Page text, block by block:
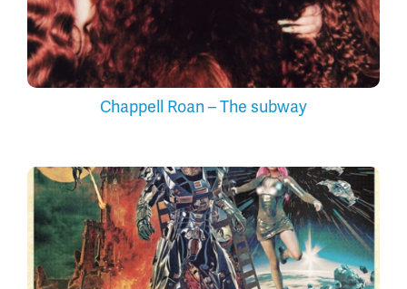
Chappell Roan – The subway